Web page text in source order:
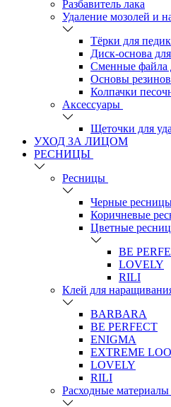
Разбавитель лака
Удаление мозолей и
Тёрки для
Диск-основа
Сменные файла
Основы
Колпачки
Аксессуары
Щеточки для
УХОД ЗА ЛИЦОМ
РЕСНИЦЫ
Ресницы
Черные
Коричневые
Цветные
BE
LOVELY
RILI
Клей для
BARBARA
BE PERFECT
ENIGMA
EXTREME
LOVELY
RILI
Расходные материалы